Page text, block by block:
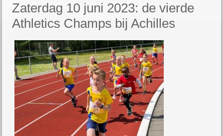
Zaterdag 10 juni 2023: de vierde
Athletics Champs bij Achilles